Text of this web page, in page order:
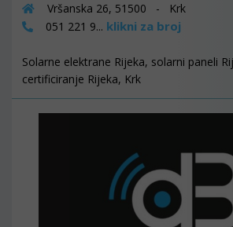
Vršanska 26, 51500 - Krk
051 221 9... klikni za broj
Solarne elektrane Rijeka, solarni paneli
certificiranje Rijeka, Krk